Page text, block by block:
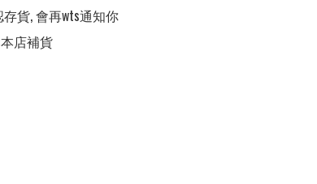
貨, 會再wts通知你
店補貨